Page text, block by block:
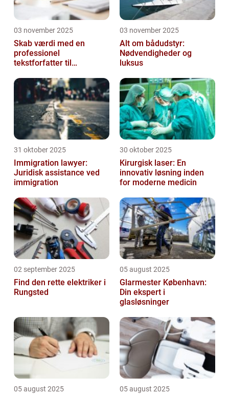
03 november 2025
Skab værdi med en
professionel
tekstforfatter til
03 november 2025
Alt om bådudstyr:
Nødvendigheder og
luksus
31 oktober 2025
Immigration lawyer:
Juridisk assistance ved
immigration
30 oktober 2025
Kirurgisk laser: En
innovativ løsning inden
for moderne medicin
02 september 2025
Find den rette elektriker i
Rungsted
05 august 2025
Glarmester København:
Din ekspert i
glasløsninger
05 august 2025 05 august 2025